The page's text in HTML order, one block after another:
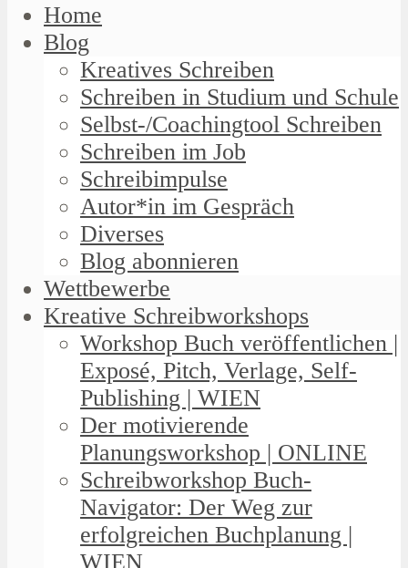
Home
Blog
Kreatives Schreiben
Schreiben in Studium und Schule
Selbst-/Coachingtool Schreiben
Schreiben im Job
Schreibimpulse
Autor*in im Gespräch
Diverses
Blog abonnieren
Wettbewerbe
Kreative Schreibworkshops
Workshop Buch veröffentlichen |
Exposé, Pitch, Verlage, Self-
Publishing | WIEN
Der motivierende
Planungsworkshop | ONLINE
Schreibworkshop Buch-
Navigator: Der Weg zur
erfolgreichen Buchplanung |
WIEN